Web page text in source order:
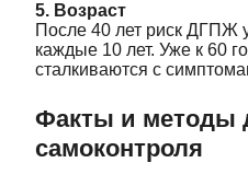
5. Возраст
После 40 лет риск ДГПЖ
каждые 10 лет. Уже к 60
сталкиваются с
Факты и методы
самоконтроля